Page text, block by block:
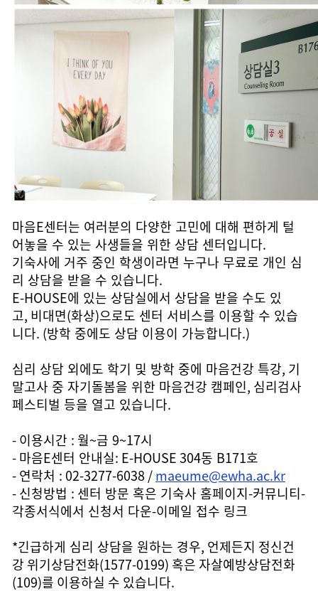
마음E센터는 여러분의 다양한 고민에 대해 편하게 털
어놓을 수 있는 사생들을 위한 상담 센터입니다.
기숙사에 거주 중인 학생이라면 누구나 무료로 개인 심
리 상담을 받을 수 있습니다.
E-HOUSE에 있는 상담실에서 상담을 받을 수도 있
고, 비대면(화상)으로도 센터 서비스를 이용할 수 있습
니다. (방학 중에도 상담 이용이 가능합니다.)
심리 상담 외에도 학기 및 방학 중에 마음건강 특강, 기
말고사 중 자기돌봄을 위한 마음건강 캠페인, 심리검사
페스티벌 등을 열고 있습니다.
-이용시간 : 월~금 9~17시
-마음E센터 안내실: E-HOUSE 304동 B171호
-연락처 : 02-3277-6038 /maeume@ewha.ac.kr
-신청방법 : 센터 방문 혹은 기숙사 홈페이지-커뮤니티-
각종서식에서 신청서 다운-이메일 접수 링크
*긴급하게 심리 상담을 원하는 경우, 언제든지 정신건
강 위기상담전화(1577-0199) 혹은 자살예방상담전화
(109)를 이용하실 수 있습니다.